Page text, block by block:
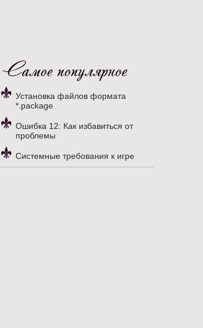
Самое популярное
Установка файлов формата
*.package
Ошибка 12: Как избавиться от
проблемы
Системные требования к игре